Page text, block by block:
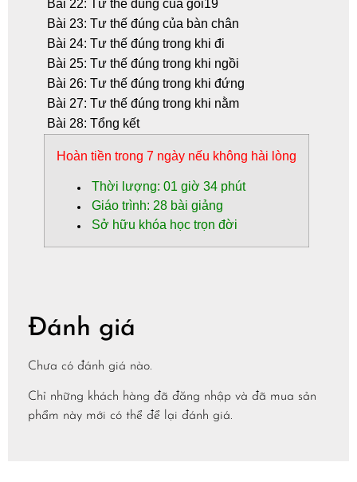
Bài 22: Tư thế đúng của gối19
Bài 23: Tư thế đúng của bàn chân
Bài 24: Tư thế đúng trong khi đi
Bài 25: Tư thế đúng trong khi ngồi
Bài 26: Tư thế đúng trong khi đứng
Bài 27: Tư thế đúng trong khi nằm
Bài 28: Tổng kết
Hoàn tiền trong 7 ngày nếu không hài lòng
Thời lượng: 01 giờ 34 phút
Giáo trình: 28 bài giảng
Sở hữu khóa học trọn đời
Đánh giá
Chưa có đánh giá nào.
Chỉ những khách hàng đã đăng nhập và đã mua sản
phẩm này mới có thể để lại đánh giá.